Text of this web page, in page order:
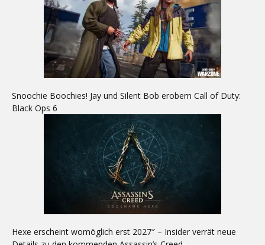
Snoochie Boochies! Jay und Silent Bob erobern Call of Duty:
Black Ops 6
Hexe erscheint womöglich erst 2027″ – Insider verrät neue